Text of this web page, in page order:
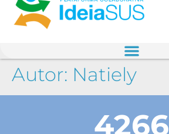
Autor: Natiely
4266